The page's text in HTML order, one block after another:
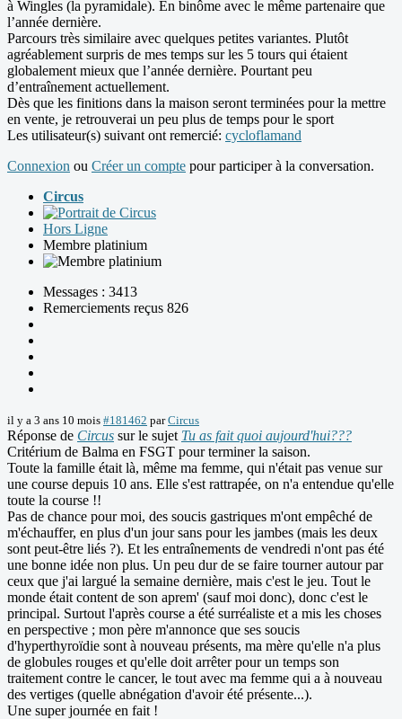
à Wingles (la pyramidale). En binôme avec le même partenaire que
l’année dernière.
Parcours très similaire avec quelques petites variantes. Plutôt
agréablement surpris de mes temps sur les 5 tours qui étaient
globalement mieux que l’année dernière. Pourtant peu
d’entraînement actuellement.
Dès que les finitions dans la maison seront terminées pour la mettre
en vente, je retrouverai un peu plus de temps pour le sport
Les utilisateur(s) suivant ont remercié: cycloflamand
Connexion ou Créer un compte pour participer à la conversation.
Circus
Hors Ligne
Membre platinium
Messages : 3413
Remerciements reçus 826
il y a 3 ans 10 mois #181462 parCircus
Réponse de Circus sur le sujet Tu as fait quoi aujourd'hui???
Critérium de Balma en FSGT pour terminer la saison.
Toute la famille était là, même ma femme, qui n'était pas venue sur
une course depuis 10 ans. Elle s'est rattrapée, on n'a entendue qu'elle
toute la course !!
Pas de chance pour moi, des soucis gastriques m'ont empêché de
m'échauffer, en plus d'un jour sans pour les jambes (mais les deux
sont peut-être liés ?). Et les entraînements de vendredi n'ont pas été
une bonne idée non plus. Un peu dur de se faire tourner autour par
ceux que j'ai largué la semaine dernière, mais c'est le jeu. Tout le
monde était content de son aprem' (sauf moi donc), donc c'est le
principal. Surtout l'après course a été surréaliste et a mis les choses
en perspective ; mon père m'annonce que ses soucis
d'hyperthyroïdie sont à nouveau présents, ma mère qu'elle n'a plus
de globules rouges et qu'elle doit arrêter pour un temps son
traitement contre le cancer, le tout avec ma femme qui a à nouveau
des vertiges (quelle abnégation d'avoir été présente...).
Une super journée en fait !